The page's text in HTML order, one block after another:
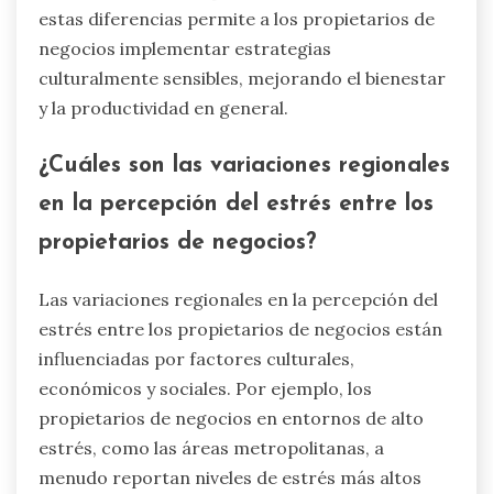
estas diferencias permite a los propietarios de
negocios implementar estrategias
culturalmente sensibles, mejorando el bienestar
y la productividad en general.
¿Cuáles son las variaciones regionales
en la percepción del estrés entre los
propietarios de negocios?
Las variaciones regionales en la percepción del
estrés entre los propietarios de negocios están
influenciadas por factores culturales,
económicos y sociales. Por ejemplo, los
propietarios de negocios en entornos de alto
estrés, como las áreas metropolitanas, a
menudo reportan niveles de estrés más altos